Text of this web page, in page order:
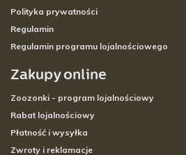
Polityka prywatności
Regulamin
Regulamin programu lojalnościowego
Zakupy online
Zoozonki - program lojalnościowy
Rabat lojalnościowy
Płatność i wysyłka
Zwroty i reklamacje